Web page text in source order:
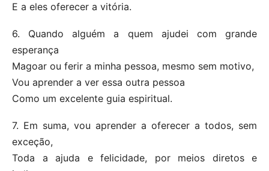
E a eles oferecer a vitória.
6. Quando alguém a quem ajudei com grande
esperança
Magoar ou ferir a minha pessoa, mesmo sem motivo,
Vou aprender a ver essa outra pessoa
Como um excelente guia espiritual.
7. Em suma, vou aprender a oferecer a todos, sem
exceção,
Toda a ajuda e felicidade, por meios diretos e